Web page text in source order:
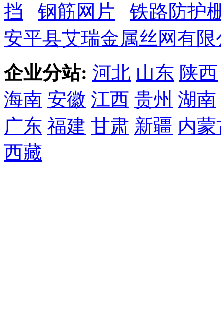
挡
钢筋网片
铁路防护
安平县艾瑞金属丝网有限
企业分站: 河北 山东 陕西
海南 安徽 江西 贵州 湖南
广东 福建 甘肃 新疆 内蒙
西藏